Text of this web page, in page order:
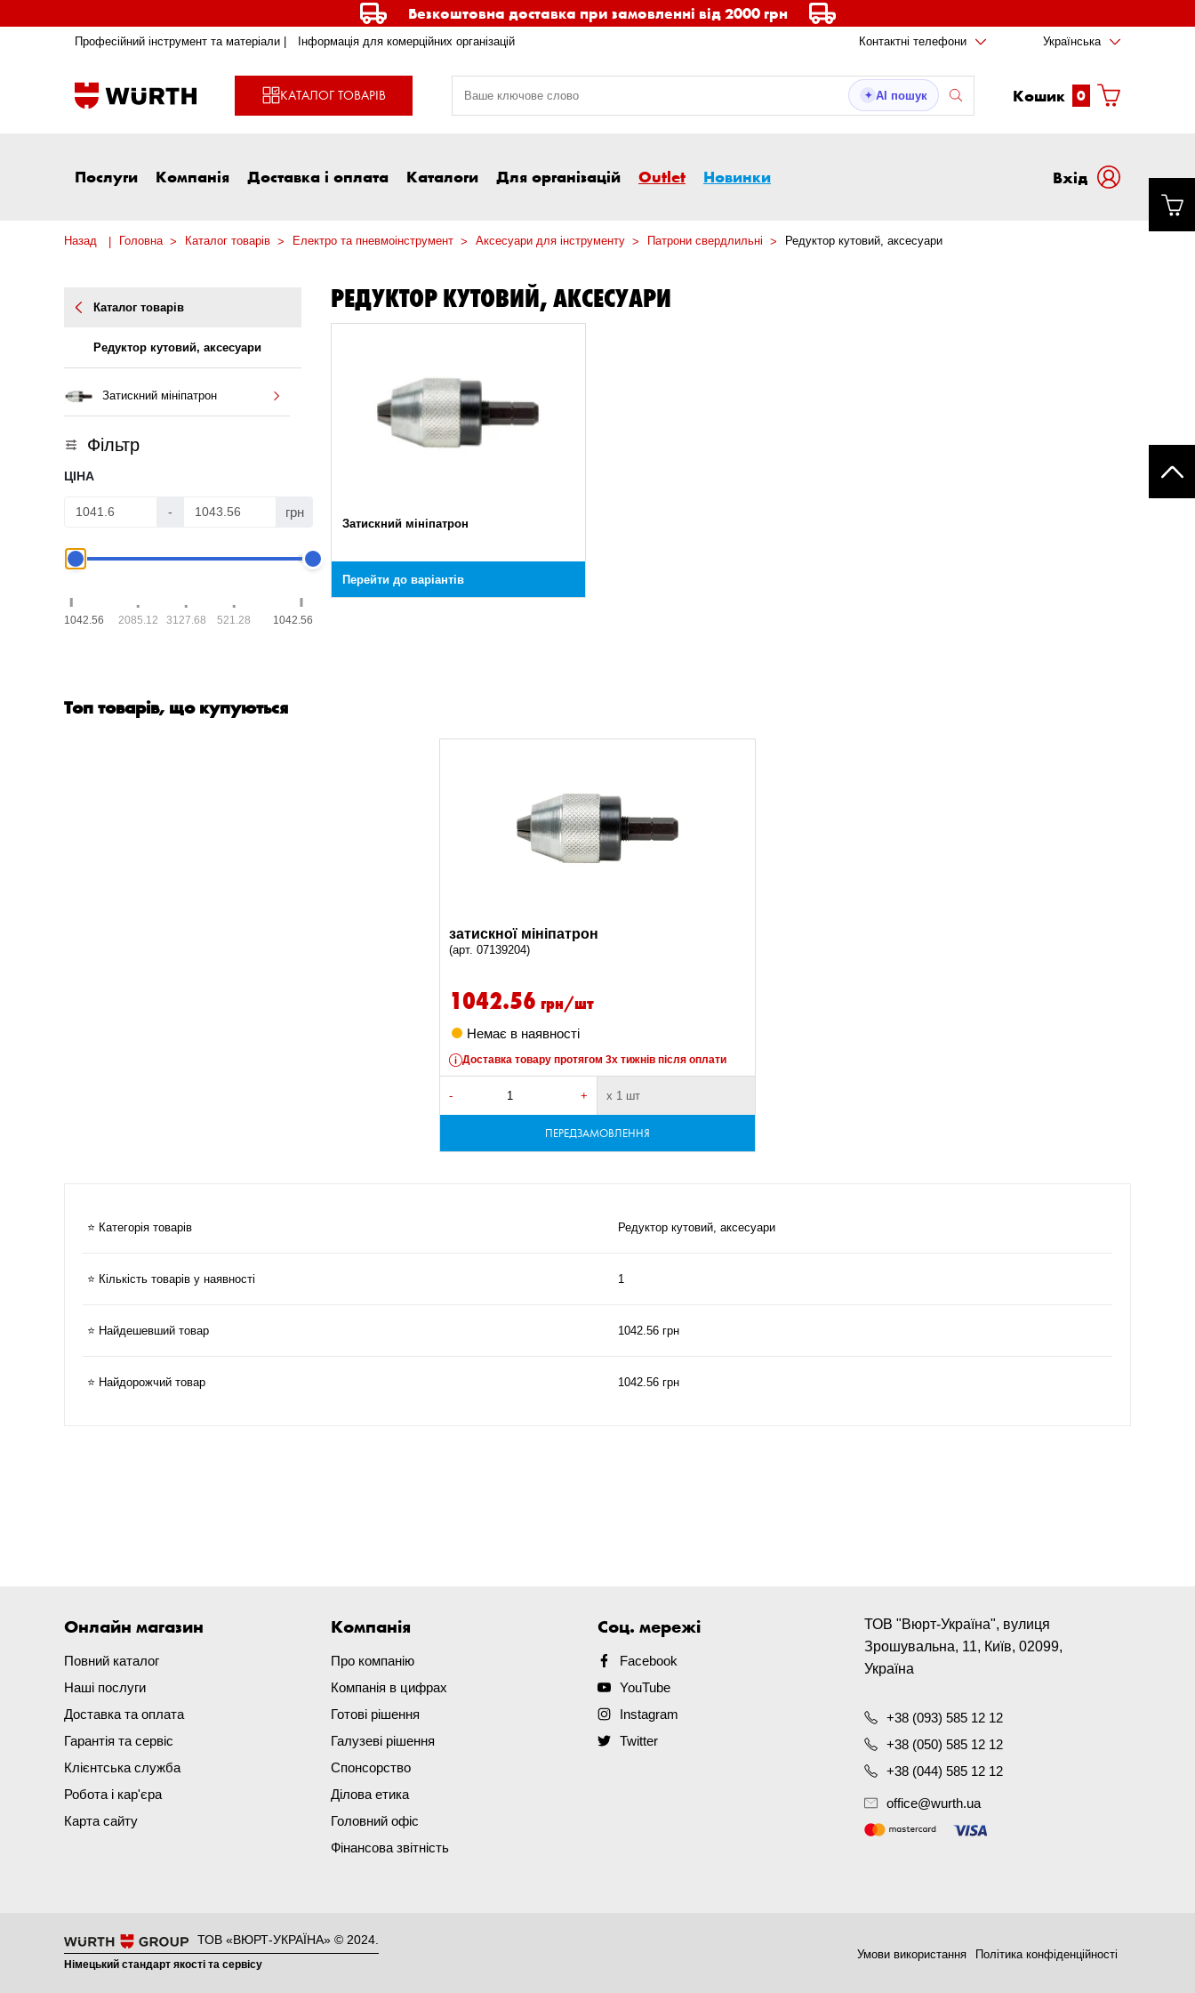
Безкоштовна доставка при замовленні від 2000 грн
Професійний інструмент та матеріали | Інформація для комерційних організацій Контактні телефони Українська
КАТАЛОГ ТОВАРІВ ✦ AI пошук Кошик 0
Послуги Компанія Доставка і оплата Каталоги Для організацій Outlet Новинки Вxід
Назад Головна Каталог товарів Електро та пневмоінструмент Аксесуари для інструменту Патрони свердлильні Редуктор кутовий, аксесуари
Каталог товарів
Редуктор кутовий, аксесуари
Затискний мініпатрон
Фільтр
ЦІНА
- грн
1042.56 2085.12 3127.68 521.28 1042.56
РЕДУКТОР КУТОВИЙ, АКСЕСУАРИ
Затискний мініпатрон
Перейти до варіантів
Топ товарів, що купуються
затискної мініпатрон
(арт. 07139204)
1042.56 грн/шт
Немає в наявності
Доставка товару протягом 3х тижнів після оплати
- + х 1 шт
ПЕРЕДЗАМОВЛЕННЯ
⭐ Категорія товарів Редуктор кутовий, аксесуари
⭐ Кількість товарів у наявності 1
⭐ Найдешевший товар 1042.56 грн
⭐ Найдорожчий товар 1042.56 грн
Онлайн магазин
Повний каталог
Наші послуги
Доставка та оплата
Гарантія та сервіс
Клієнтська служба
Робота і кар'єра
Карта сайту
Компанія
Про компанію
Компанія в цифрах
Готові рішення
Галузеві рішення
Спонсорство
Ділова етика
Головний офіс
Фінансова звітність
Соц. мережі
Facebook
YouTube
Instagram
Twitter
ТОВ "Вюрт-Україна", вулиця
Зрошувальна, 11, Київ, 02099,
Україна
+38 (093) 585 12 12
+38 (050) 585 12 12
+38 (044) 585 12 12
office@wurth.ua
ТОВ «ВЮРТ-УКРАЇНА» © 2024.
Німецький стандарт якості та сервісу
Умови використання Політика конфіденційності